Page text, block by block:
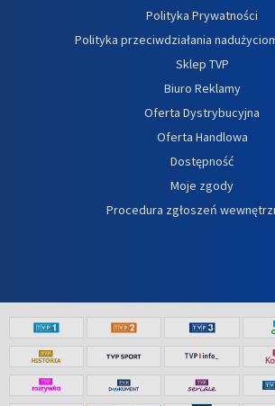
Polityka Prywatności
Polityka przeciwdziałania
Sklep TVP
Biuro Reklamy
Oferta Dystrybucyjna
Oferta Handlowa
Dostępność
Moje zgody
Procedura zgłoszeń